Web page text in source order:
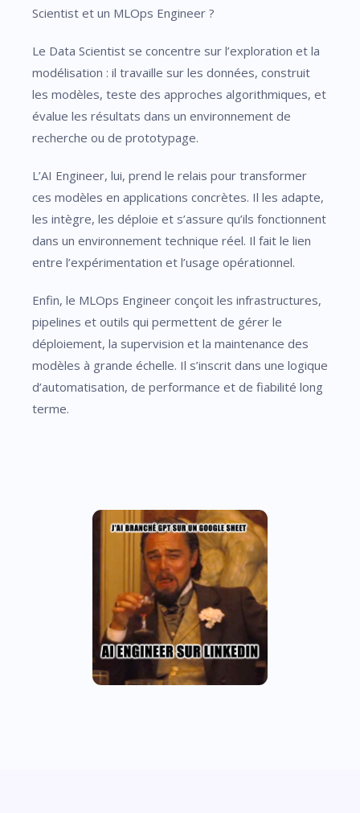
Scientist et un MLOps Engineer ?
Le Data Scientist se concentre sur l’exploration et la
modélisation : il travaille sur les données, construit
les modèles, teste des approches algorithmiques, et
évalue les résultats dans un environnement de
recherche ou de prototypage.
L’AI Engineer, lui, prend le relais pour transformer
ces modèles en applications concrètes. Il les adapte,
les intègre, les déploie et s’assure qu’ils fonctionnent
dans un environnement technique réel. Il fait le lien
entre l’expérimentation et l’usage opérationnel.
Enfin, le MLOps Engineer conçoit les infrastructures,
pipelines et outils qui permettent de gérer le
déploiement, la supervision et la maintenance des
modèles à grande échelle. Il s’inscrit dans une logique
d’automatisation, de performance et de fiabilité long
terme.